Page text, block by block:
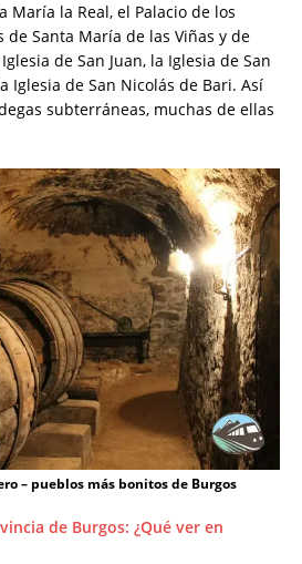
María la Real, el Palacio de los
de Santa María de las Viñas y de
de San Juan, la Iglesia de San
Iglesia de San Nicolás de Bari. Así
subterráneas, muchas de ellas
– pueblos más bonitos de Burgos
de Burgos: ¿Qué ver en